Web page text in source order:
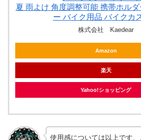
夏 雨よけ 角度調整可能 携帯ホル
ー バイク用品 バイクカ
株式会社 Kaedear
Amazon
楽天
Yahoo!ショッピング
使用感については以上です